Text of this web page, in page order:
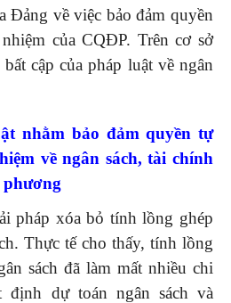
Đảng về việc bảo đảm quyền
của CQĐP. Trên cơ sở
cập của pháp luật về ngân
nhằm bảo đảm quyền tự
về ngân sách, tài chính
phương
pháp xóa bỏ tính lồng ghép
Thực tế cho thấy, tính lồng
sách đã làm mất nhiều chi
định dự toán ngân sách và